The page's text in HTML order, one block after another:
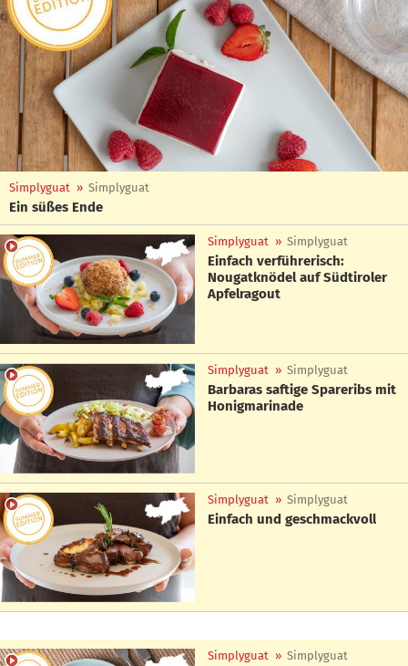
Simplyguat » Simplyguat
Ein süßes Ende
Simplyguat » Simplyguat
Einfach verführerisch:
Nougatknödel auf Südtiroler
Apfelragout
Simplyguat » Simplyguat
Barbaras saftige Spareribs mit
Honigmarinade
Simplyguat » Simplyguat
Einfach und geschmackvoll
Simplyguat » Simplyguat